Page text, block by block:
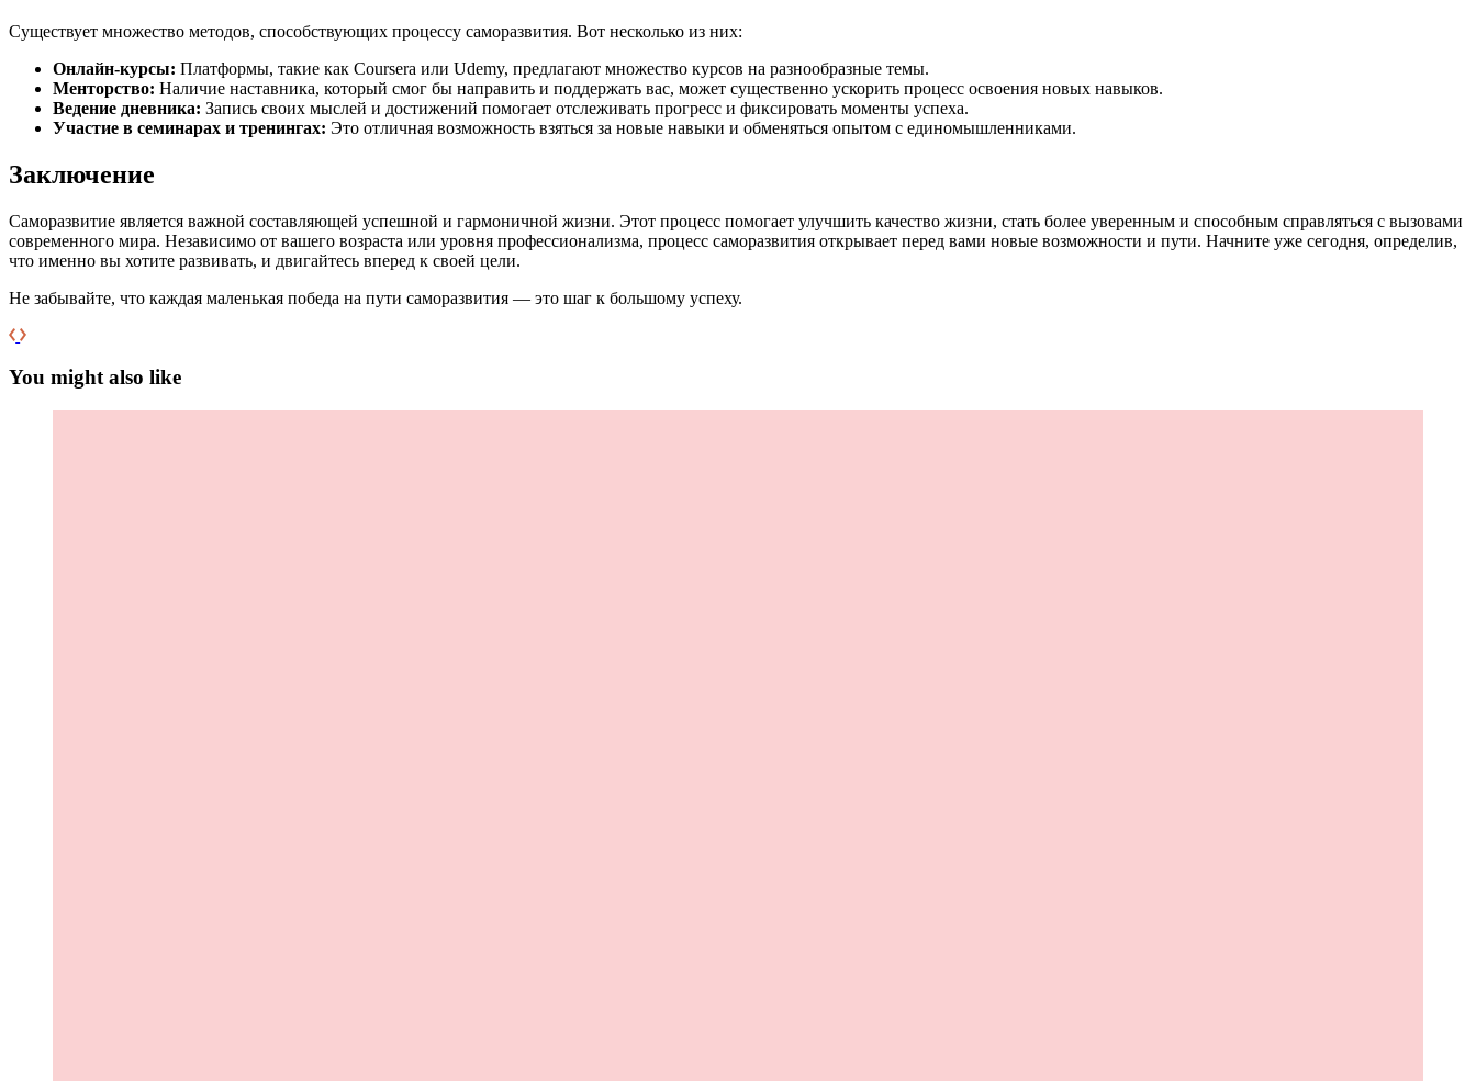
Существует множество методов, способствующих процессу саморазвития. Вот несколько из них:
Онлайн-курсы: Платформы, такие как Coursera или Udemy, предлагают множество курсов на разнообразные темы.
Менторство: Наличие наставника, который смог бы направить и поддержать вас, может существенно ускорить процесс освоения новых навыков.
Ведение дневника: Запись своих мыслей и достижений помогает отслеживать прогресс и фиксировать моменты успеха.
Участие в семинарах и тренингах: Это отличная возможность взяться за новые навыки и обменяться опытом с единомышленниками.
Заключение
Саморазвитие является важной составляющей успешной и гармоничной жизни. Этот процесс помогает улучшить качество жизни, стать более уверенным и способным справляться с вызовами
современного мира. Независимо от вашего возраста или уровня профессионализма, процесс саморазвития открывает перед вами новые возможности и пути. Начните уже сегодня, определив,
что именно вы хотите развивать, и двигайтесь вперед к своей цели.
Не забывайте, что каждая маленькая победа на пути саморазвития — это шаг к большому успеху.
You might also like